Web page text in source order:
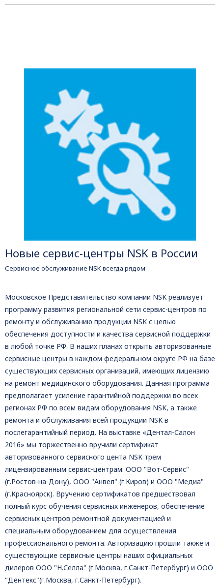
Новые сервис-центры NSK в России
Сервисное обслуживание NSK всегда рядом
Московское Представительство компании NSK реализует
программу развития региональной сети сервис-центров по
ремонту и обслуживанию продукции NSK с целью
обеспечения доступности и качества сервисной поддержки
в любой точке РФ. В наших планах открыть авторизованные
сервисные центры в каждом федеральном округе РФ на базе
существующих сервисных организаций, имеющих лицензию
на ремонт медицинского оборудования. Данная программа
предполагает усиление гарантийной поддержки во всех
регионах РФ по всем видам оборудования NSK, а также
ремонта и обслуживания всей продукции NSK в
послегарантийный период. На выставке «Дентал-Салон
2016» мы торжественно вручили сертификат
авторизованного сервисного цента NSK трем
лицензированным сервис-центрам: ООО "Вот-Сервис"
(г.Ростов-на-Дону), ООО "Анвел" (г.Киров) и ООО "Медиа"
(г.Красноярск). Вручению сертификатов предшествовал
полный курс обучения сервисных инженеров, обеспечение
сервисных центров ремонтной документацией и
специальным оборудованием для осуществления
профессионального ремонта. Авторизацию прошли также и
существующие сервисные центры наших официальных
дилеров ООО "Н.Селла" (г.Москва, г.Санкт-Петербург) и ООО
"Дентекс"(г.Москва, г.Санкт-Петербург).